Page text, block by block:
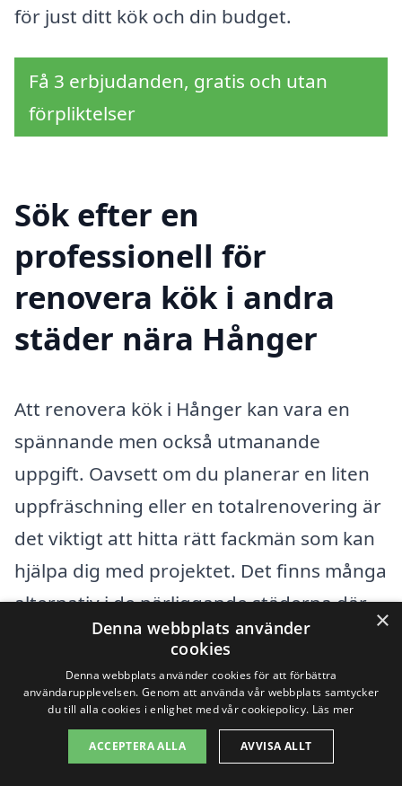
för just ditt kök och din budget.
Få 3 erbjudanden, gratis och utan
förpliktelser
Sök efter en
professionell för
renovera kök i andra
städer nära Hånger
Att renovera kök i Hånger kan vara en
spännande men också utmanande
uppgift. Oavsett om du planerar en liten
uppfräschning eller en totalrenovering är
det viktigt att hitta rätt fackmän som kan
hjälpa dig med projektet. Det finns många
alternativ i de närliggande städerna där
du kan få professionell hjälp och
inspiration för din renovering.
Några av de städer och orter i närheten
av Hånger där du kan hitta företag för att
×
Denna webbplats använder
cookies
Denna webbplats använder cookies för att förbättra
användarupplevelsen. Genom att använda vår webbplats samtycker
du till alla cookies i enlighet med vår cookiepolicy. Läs mer
ACCEPTERA ALLA AVVISA ALLT